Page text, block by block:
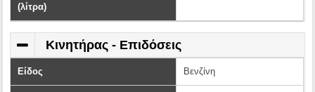
(λίτρα)
Κινητήρας - Επιδόσεις
Είδος Βενζίνη